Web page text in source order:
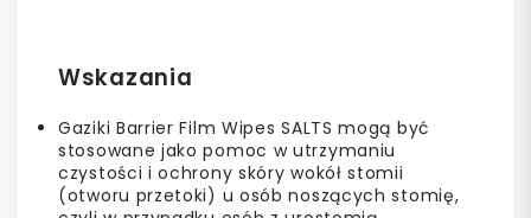
Wskazania
Gaziki Barrier Film Wipes SALTS mogą być
stosowane jako pomoc w utrzymaniu
czystości i ochrony skóry wokół stomii
(otworu przetoki) u osób noszących stomię,